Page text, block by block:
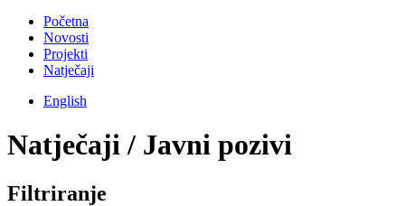
Početna
Novosti
Projekti
Natječaji
English
Natječaji / Javni pozivi
Filtriranje